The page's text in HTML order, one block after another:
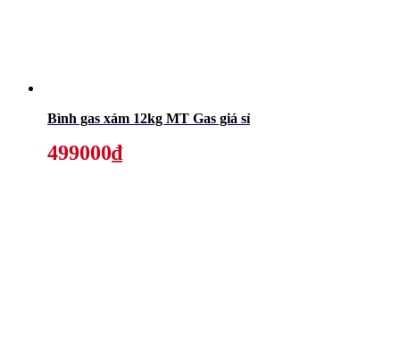
Bình gas xám 12kg MT Gas giá sỉ
499000₫